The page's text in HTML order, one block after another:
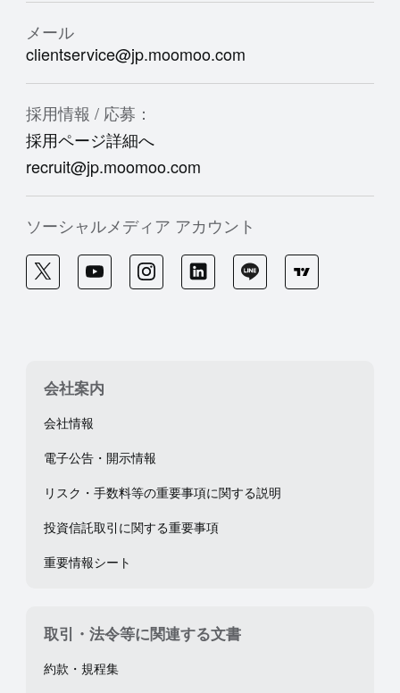
メール
clientservice@jp.moomoo.com
採用情報 / 応募：
採用ページ詳細へ
recruit@jp.moomoo.com
ソーシャルメディア アカウント
会社案内
会社情報
電子公告・開示情報
リスク・手数料等の重要事項に関する説明
投資信託取引に関する重要事項
重要情報シート
取引・法令等に関連する文書
約款・規程集